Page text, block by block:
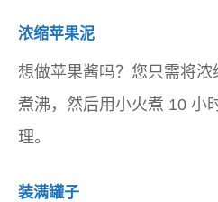
浓缩苹果泥
想做苹果酱吗？您只需将
煮沸，然后用小火煮 10 小
理。
装满罐子